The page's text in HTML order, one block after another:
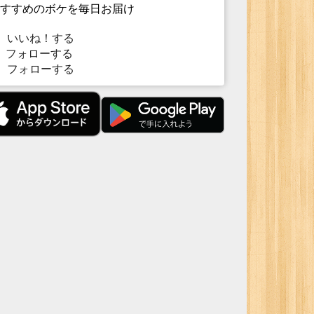
すめのボケを毎日お届け
いいね！する
ォローする
フォローする